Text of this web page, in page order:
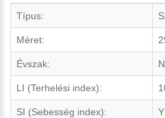
Típus:
Méret:
Évszak:
LI (Terhelési index):
SI (Sebesség index): Y